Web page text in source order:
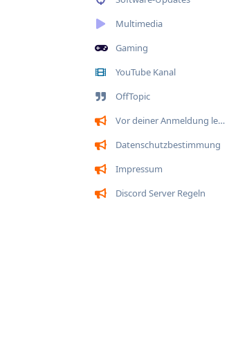
Multimedia
Gaming
YouTube Kanal
OffTopic
Vor deiner Anmeldung lesen
Datenschutzbestimmung
Impressum
Discord Server Regeln